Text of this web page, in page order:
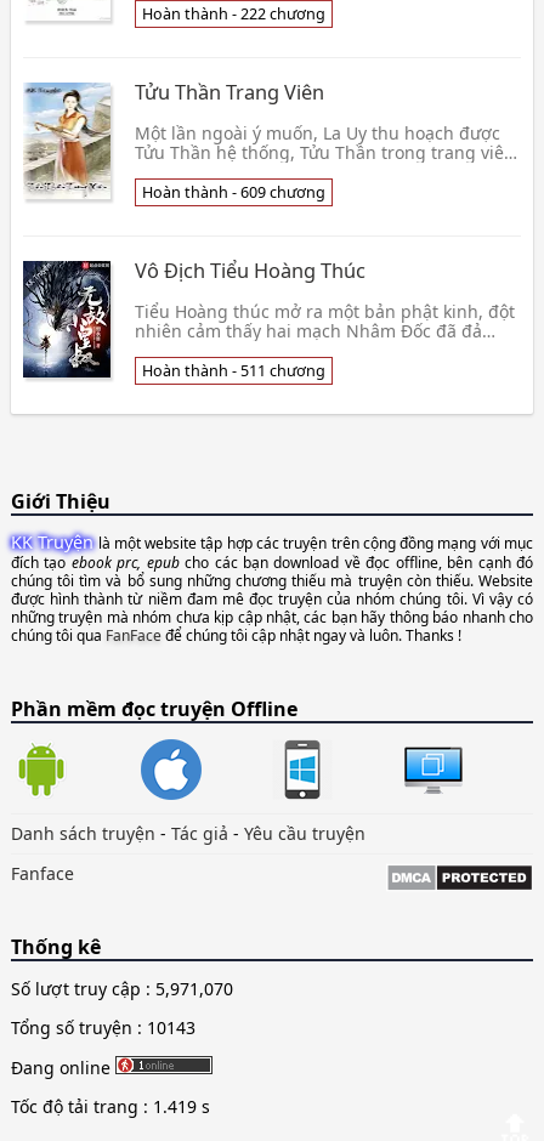
mu👦 Đường Thất Ngư
Hoàn thành - 222 chương
Tửu Thần Trang Viên
Một lần ngoài ý muốn, La Uy thu hoạch được
Tửu Thần hệ thống, Tửu Thần trong trang viên
món ăn d👦 Liễu Tam Đao
Hoàn thành - 609 chương
Vô Địch Tiểu Hoàng Thúc
Tiểu Hoàng thúc mở ra một bản phật kinh, đột
nhiên cảm thấy hai mạch Nhâm Đốc đã đả
cái gì huy👦 Tiễn Thủy II
Hoàn thành - 511 chương
Giới Thiệu
KK Truyệnlà một website tập hợp các truyện trên cộng đồng mạng với mục
đích tạoebook prc, epubcho các bạn download về đọc offline, bên cạnh đó
chúng tôi tìm và bổ sung những chương thiếu mà truyện còn thiếu. Website
được hình thành từ niềm đam mê đọc truyện của nhóm chúng tôi. Vì vậy có
những truyện mà nhóm chưa kịp cập nhật, các bạn hãy thông báo nhanh cho
chúng tôi qua FanFaceđể chúng tôi cập nhật ngay và luôn. Thanks !
Phần mềm đọc truyện Offline
Danh sách truyện - Tác giả - Yêu cầu truyện
Fanface
Thống kê
Số lượt truy cập : 5,971,070
Tổng số truyện : 10143
Đang online
Tốc độ tải trang : 1.419 s